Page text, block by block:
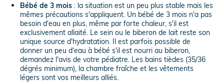
Bébé de 3 mois : la situation est un peu plus stable mais les
mêmes précautions s'appliquent. Un bébé de 3 mois n'a pas
besoin d'eau en plus, même par forte chaleur, s'il est
exclusivement allaité. Le sein ou le biberon de lait reste son
unique source d'hydratation. Il est parfois possible de
donner un peu d'eau à bébé s'il est nourri au biberon,
demandez l'avis de votre pédiatre. Les bains tièdes (35/36
dégrés minimum), la chambre fraîche et les vêtements
légers sont vos meilleurs alliés.